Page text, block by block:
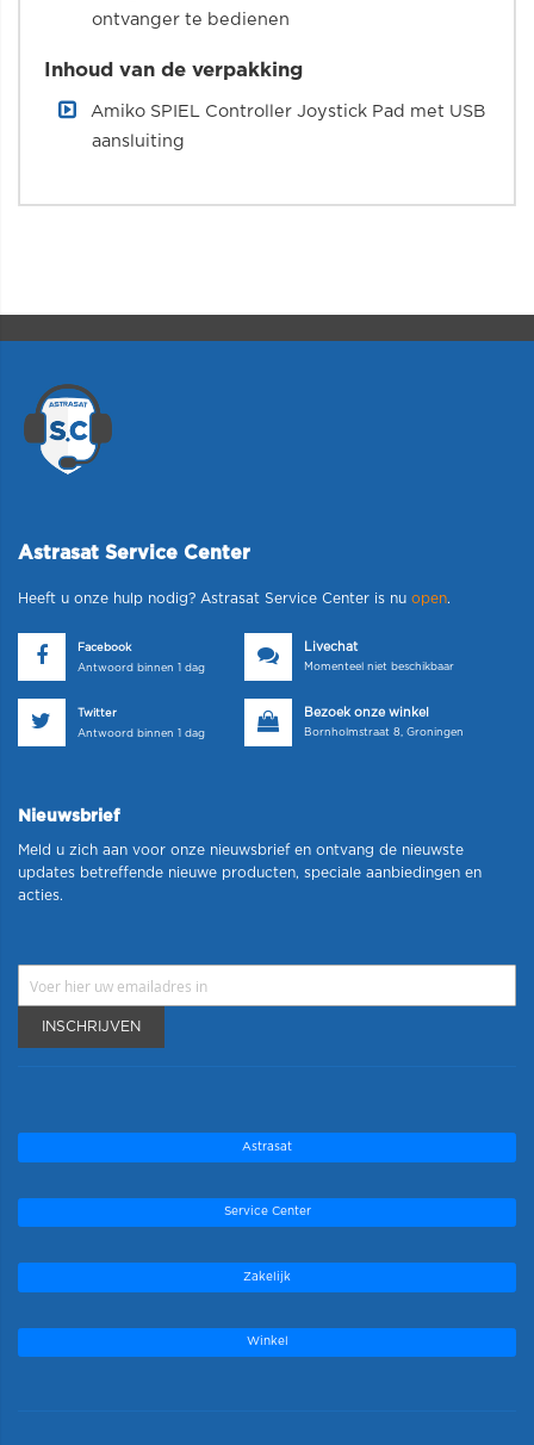
ontvanger te bedienen
Inhoud van de verpakking
Amiko SPIEL Controller Joystick Pad met USB
aansluiting
Astrasat Service Center
Heeft u onze hulp nodig? Astrasat Service Center is nu open.
Facebook
Antwoord binnen 1 dag
Livechat
Momenteel niet beschikbaar
Twitter
Antwoord binnen 1 dag
Bezoek onze winkel
Bornholmstraat 8, Groningen
Nieuwsbrief
Meld u zich aan voor onze nieuwsbrief en ontvang de nieuwste
updates betreffende nieuwe producten, speciale aanbiedingen en
acties.
INSCHRIJVEN
Astrasat
Service Center
Zakelijk
Winkel